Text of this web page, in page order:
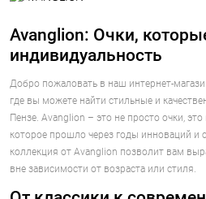
Avanglion: Очки,
индивидуальность
Добро пожаловать в наш интернет-
где вы можете найти стильные и
Пензе. Avanglion – это не просто очки,
которое прошло через годы инноваций и
коллекция от Avanglion позволит вам
вне зависимости от возраста или стиля.